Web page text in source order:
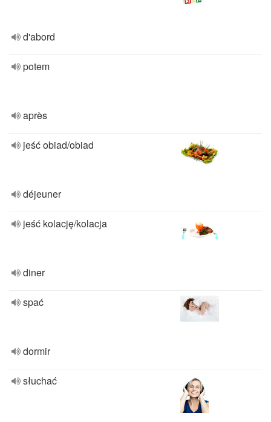
d'abord
potem
après
jeść obiad/obiad
déjeuner
jeść kolację/kolacja
diner
spać
dormir
słuchać